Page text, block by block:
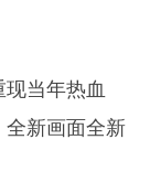
当年热血
全新画面全新